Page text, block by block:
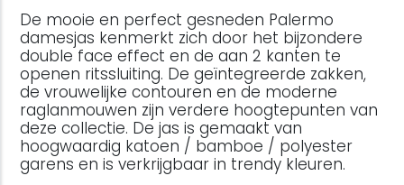
De mooie en perfect gesneden Palermo
damesjas kenmerkt zich door het bijzondere
double face effect en de aan 2 kanten te
openen ritssluiting. De geïntegreerde zakken,
de vrouwelijke contouren en de moderne
raglanmouwen zijn verdere hoogtepunten van
deze collectie. De jas is gemaakt van
hoogwaardig katoen / bamboe / polyester
garens en is verkrijgbaar in trendy kleuren.